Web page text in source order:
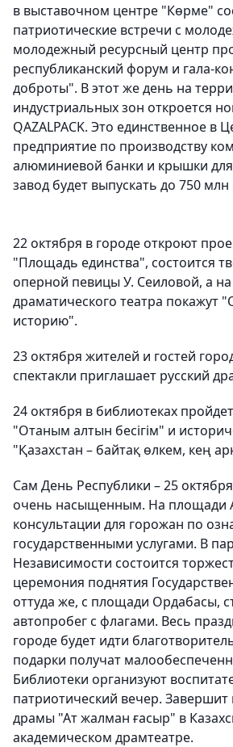
в выставочном центре "Көрме"
патриотические встречи с
молодежный ресурсный центр
республиканский форум и гала-
доброты". В этот же день на
индустриальных зон откроется
QAZALPACK. Это единственное в
предприятие по производству
алюминиевой банки и крышки для
завод будет выпускать до 750
22 октября в городе откроют
"Площадь единства", состоится
оперной певицы У. Сеиловой, а на
драматического театра покажут
историю".
23 октября жителей и гостей
спектакли приглашает русский
24 октября в библиотеках
"Отаным алтын бесігім" и
"Қазахстан – байтақ өлкем, кең
Сам День Республики – 25
очень насыщенным. На площади
консультации для горожан по
государственными услугами. В
Независимости состоится
церемония поднятия
оттуда же, с площади Ордабасы,
автопробег с флагами. Весь
городе будет идти
подарки получат
Библиотеки организуют
патриотический вечер. Завершит
драмы "Ат жалман ғасыр" в
академическом драмтеатре.